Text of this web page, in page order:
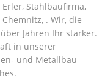
Stahlbaufirma,
. Wir, die
Jahren Ihr starker.
in unserer
und Metallbau